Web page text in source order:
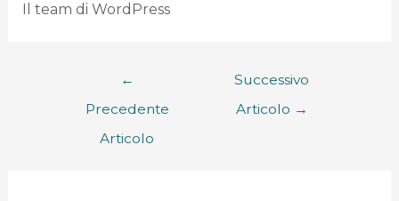
Il team di WordPress
←
Precedente
Articolo
Successivo
Articolo →